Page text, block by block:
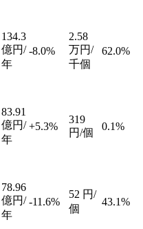
134.3
億円/
年
-8.0%
2.58
万円/
千個
62.0%
83.91
億円/
年
+5.3%
319
円/個
0.1%
78.96
億円/
年
-11.6%
52 円/
個
43.1%